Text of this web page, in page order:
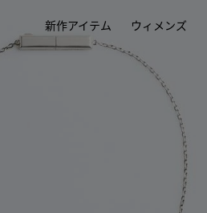
新作アイテム
ウィメンズ